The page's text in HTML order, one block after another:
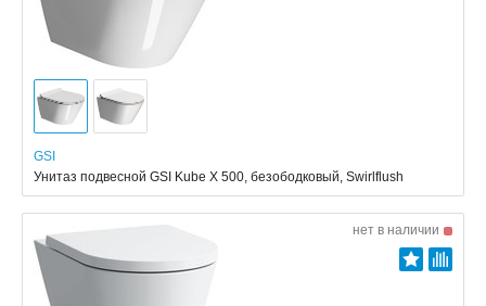
GSI
Унитаз подвесной GSI Kube X 500, безободковый, Swirlflush
нет в наличии